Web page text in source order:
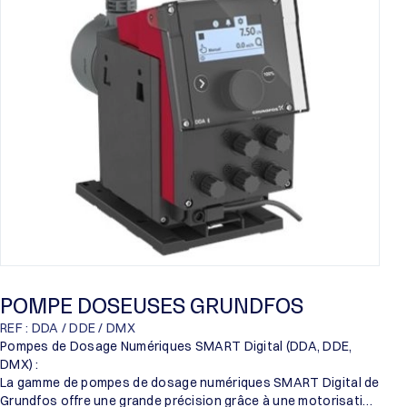
POMPE DOSEUSES GRUNDFOS
REF : DDA / DDE / DMX
Pompes de Dosage Numériques SMART Digital (DDA, DDE,
DMX) :
La gamme de pompes de dosage numériques SMART Digital de
Grundfos offre une grande précision grâce à une motorisation